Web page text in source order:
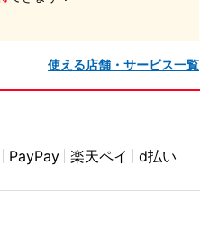
使える店舗・サービス一覧
PayPay 楽天ペイ d払い